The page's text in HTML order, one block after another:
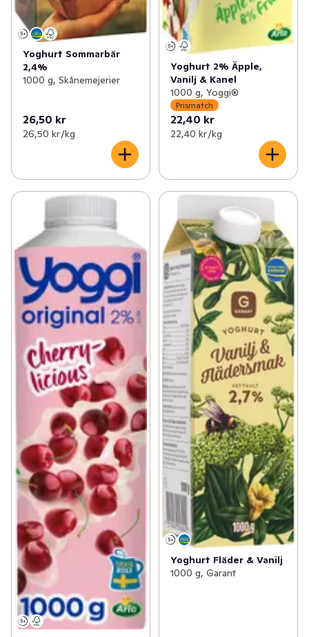
Yoghurt Sommarbär
2,4%
1000 g, Skånemejerier
26,50 kr
26,50 kr /kg
Yoghurt 2% Äpple,
Vanilj & Kanel
1000 g, Yoggi®
Prismatch
22,40 kr
22,40 kr /kg
Yoghurt Fläder & Vanilj
1000 g, Garant